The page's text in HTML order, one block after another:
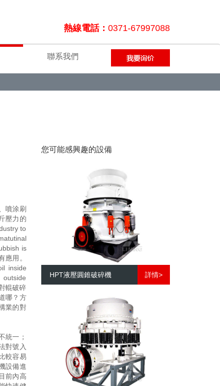
熱線電話： 0371-67997088
聯系我們
噴涂刷
壓力的
to
is
用。
inside
輥破碎
哪？方
業的對
統一；
對號入
較容易
設備進
前內高
您可能感興趣的設備
HPT液壓圓錐破碎機 詳情>